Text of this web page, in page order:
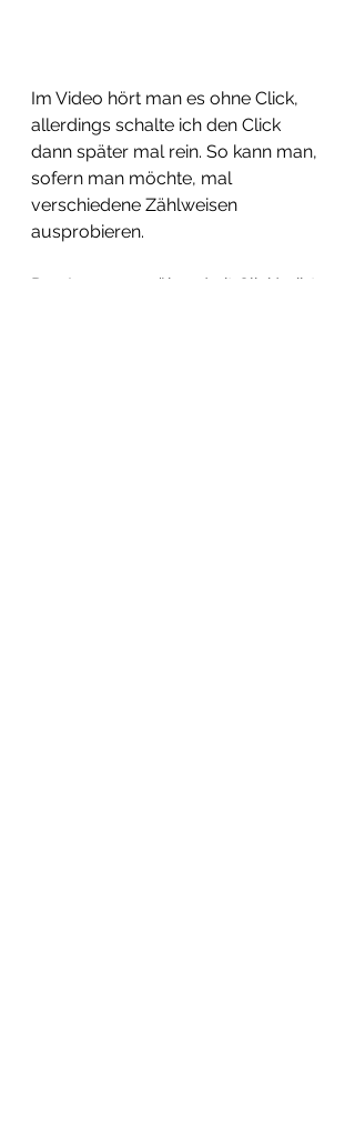
Im Video hört man es ohne Click,
allerdings schalte ich den Click
dann später mal rein. So kann man,
sofern man möchte, mal
verschiedene Zählweisen
ausprobieren.
Den Loop zum üben (mit Click) gibt